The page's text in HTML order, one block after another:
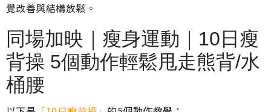
覺改善與結構放鬆。
同場加映｜瘦身運動｜10日瘦
背操 5個動作輕鬆甩走熊背/水
桶腰